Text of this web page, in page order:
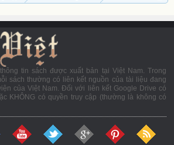
tin sách được xuất bản tại Việt Nam. Trong
sách thường có liên kết nguồn của tài liệu đang
của Việt Nam. Đối với liên kết Google Drive có
KHÔNG có quyền truy cập (thường là không có